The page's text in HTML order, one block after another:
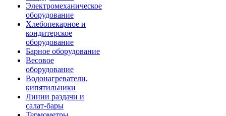
Электромеханическое
оборудование
Хлебопекарное и
кондитерское
оборудование
Барное оборудование
Весовое
оборудование
Водонагреватели,
кипятильники
Линии раздачи и
салат-бары